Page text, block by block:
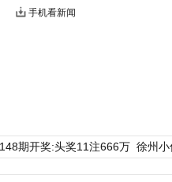
手机看新闻
期开奖:头奖11注666万 徐州
欣潼体验爱情哲学 南